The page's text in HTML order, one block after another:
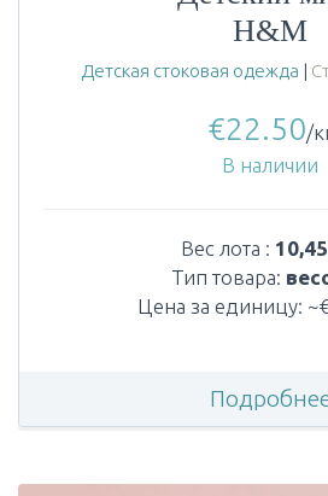
H&M
Детская стоковая одежда |
€22.50/
В наличии
Вес лота :
Тип товара:
Цена за единицу: